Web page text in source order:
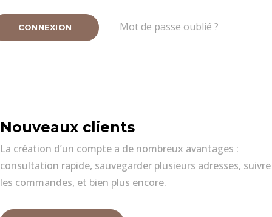
CONNEXION Mot de passe oublié ?
Nouveaux clients
La création d’un compte a de nombreux avantages :
consultation rapide, sauvegarder plusieurs adresses, suivre
les commandes, et bien plus encore.